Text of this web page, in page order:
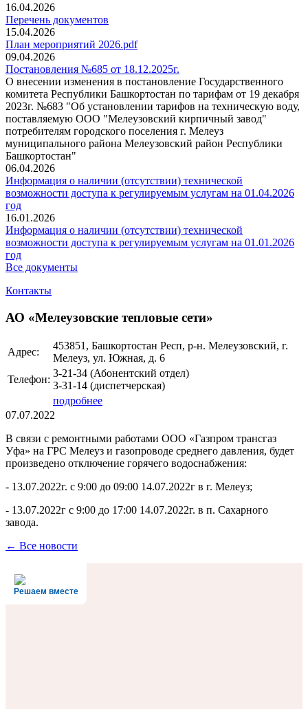
16.04.2026
Перечень документов
15.04.2026
План мероприятий 2026.pdf
09.04.2026
Постановления №685 от 18.12.2025г.
О внесении изменения в постановление Государственного
комитета Республики Башкортостан по тарифам от 19 декабря
2023г. №683 "Об установлении тарифов на техническую воду,
поставляемую ООО "Мелеузовский кирпичный завод"
потребителям городского поселения г. Мелеуз
муниципального района Мелеузовский район Республики
Башкортостан"
06.04.2026
Информация о наличии (отсутствии) технической
возможности доступа к регулируемым услугам на 01.04.2026
год
16.01.2026
Информация о наличии (отсутствии) технической
возможности доступа к регулируемым услугам на 01.01.2026
год
Все документы
Контакты
АО «Мелеузовские тепловые сети»
Адрес:
453851, Башкортостан Респ, р-н. Мелеузовский, г.
Мелеуз, ул. Южная, д. 6
Телефон:
3-21-34 (Абонентский отдел)
3-31-14 (диспетчерская)
подробнее
07.07.2022
В связи с ремонтными работами ООО «Газпром трансгаз
Уфа» на ГРС Мелеуз и газопроводе среднего давления, будет
произведено отключение горячего водоснабжения:
- 13.07.2022г. с 9:00 до 09:00 14.07.2022г в г. Мелеуз;
- 13.07.2022г с 9:00 до 17:00 14.07.2022г. в п. Сахарного
завода.
← Все новости
Решаем вместе